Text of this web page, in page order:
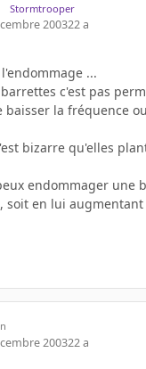
Stormtrooper
200322 a
...
c'est pas
la fréquence
bizarre qu'elles
endommager une
soit en lui augmentant
200322 a